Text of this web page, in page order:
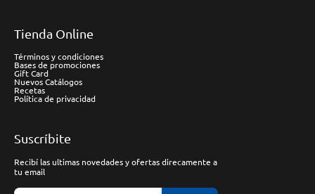
Tienda Online
Términos y condiciones
Bases de promociones
Gift Card
Nuevos Catálogos
Recetas
Política de privacidad
Suscríbite
Recibí las ultimas novedades y ofertas direcamente a
tu email